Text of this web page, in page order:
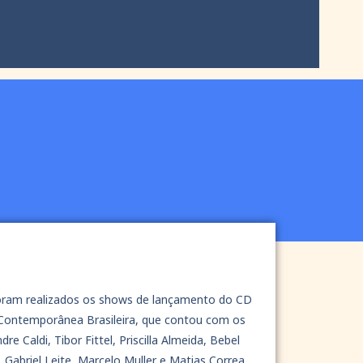
realizados os shows de lançamento do CD
Brasileira, que contou com os
Caldi, Tibor Fittel, Priscilla Almeida, Bebel